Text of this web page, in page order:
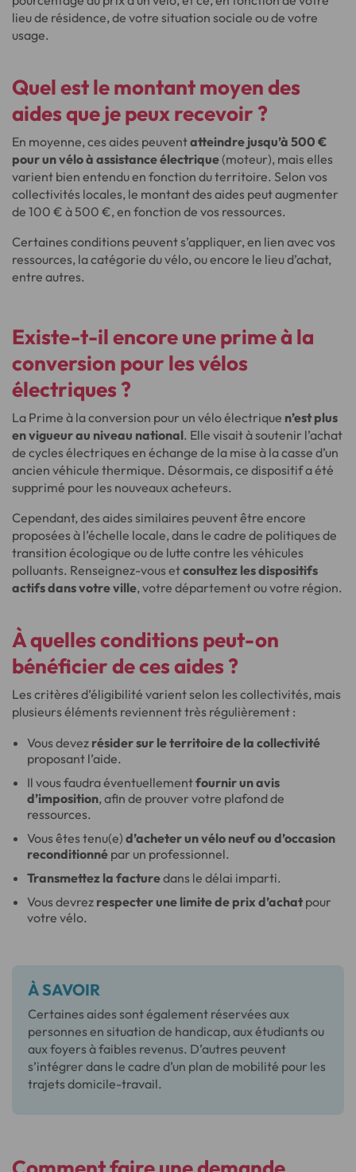
lieu de résidence, de votre situation sociale ou de votre
usage.
Quel est le montant moyen des
aides que je peux recevoir ?
En moyenne, ces aides peuventatteindre jusqu’à 500 €
pour un vélo à assistance électrique(moteur), mais elles
varient bien entendu en fonction du territoire. Selon vos
collectivités locales, le montant des aides peut augmenter
de 100 € à 500 €, en fonction de vos ressources.
Certaines conditions peuvent s’appliquer, en lien avec vos
ressources, la catégorie du vélo, ou encore le lieu d’achat,
entre autres.
Existe-t-il encore une prime à la
conversion pour les vélos
électriques ?
La Prime à la conversion pour un vélo électrique n’est plus
en vigueur au niveau national. Elle visait à soutenir l’achat
de cycles électriques en échange de la mise à la casse d’un
ancien véhicule thermique. Désormais, ce dispositif a été
supprimé pour les nouveaux acheteurs.
Cependant, des aides similaires peuvent être encore
proposées à l’échelle locale, dans le cadre de politiques de
transition écologique ou de lutte contre les véhicules
polluants. Renseignez-vous etconsultez les dispositifs
actifs dans votre ville, votre département ou votre région.
À quelles conditions peut-on
bénéficier de ces aides ?
Les critères d’éligibilité varient selon les collectivités, mais
plusieurs éléments reviennent très régulièrement :
Vous devez résider sur le territoire de la collectivité
proposant l’aide.
Il vous faudra éventuellementfournir un avis
d’imposition, afin de prouver votre plafond de
ressources.
Vous êtes tenu(e)d’acheter un vélo neuf ou d’occasion
reconditionné par un professionnel.
Transmettez la facturedans le délai imparti.
Vous devrez respecter une limite de prix d’achat pour
votre vélo.
À SAVOIR
Certaines aides sont également réservées aux
personnes en situation de handicap, aux étudiants ou
aux foyers à faibles revenus. D’autres peuvent
s’intégrer dans le cadre d’un plan de mobilité pour les
trajets domicile-travail.